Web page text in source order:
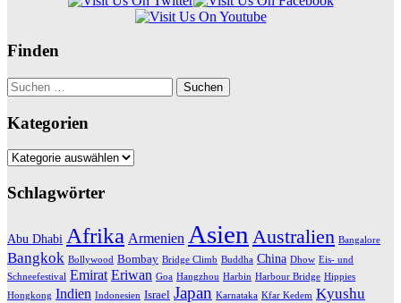
Finden
Suchen
nach:
Kategorien
Kategorien
Schlagwörter
Abu Dhabi Afrika Armenien Asien Australien Bangalore
Bangkok Bollywood Bombay Bridge Climb Buddha China Dhow Eis- und
Schneefestival Emirat Eriwan Goa Hangzhou Harbin Harbour Bridge Hippies
Hongkong Indien Indonesien Israel Japan Karnataka Kfar Kedem Kyushu